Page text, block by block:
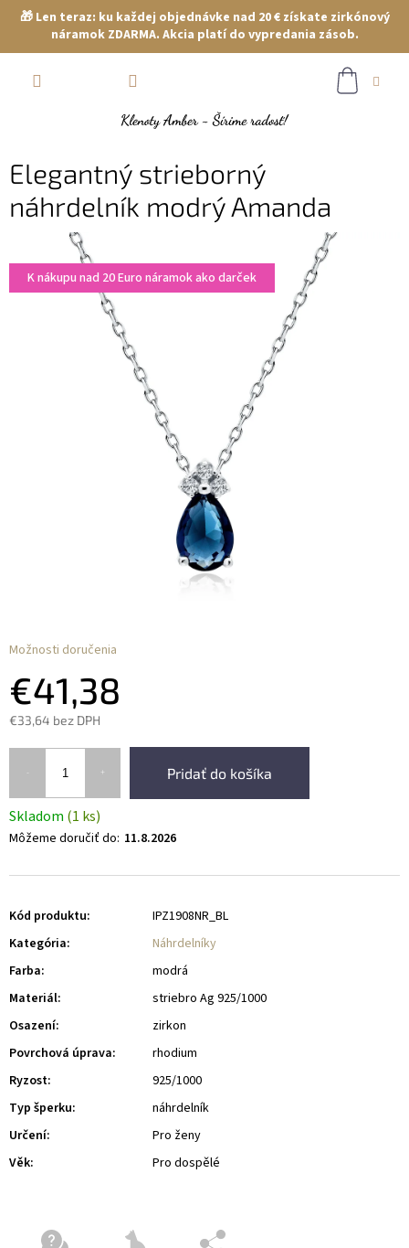
🎁 Len teraz: ku každej objednávke nad 20 € získate zirkónový
náramok ZDARMA. Akcia platí do vypredania zásob.
Elegantný strieborný
náhrdelník modrý Amanda
K nákupu nad 20 Euro náramok ako darček
€41,38
€33,64 bez DPH
Pridať do košíka
Skladom (1 ks)
Môžeme doručiť do: 11.8.2026
Možnosti doručenia
Kód produktu:
IPZ1908NR_BL
Kategória:
Náhrdelníky
Farba:
modrá
Materiál:
striebro Ag 925/1000
Osazení:
zirkon
Povrchová úprava:
rhodium
Ryzost:
925/1000
Typ šperku:
náhrdelník
Určení:
Pro ženy
Věk: Pro dospělé